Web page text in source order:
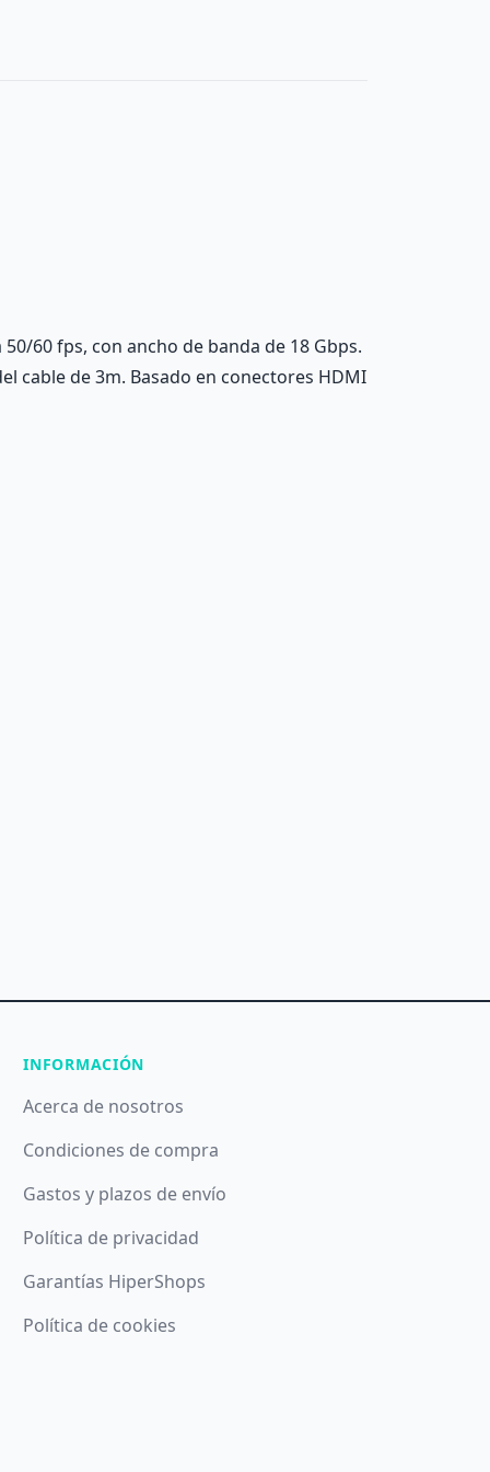
60 fps, con ancho de banda de 18 Gbps.
cable de 3m. Basado en conectores HDMI
INFORMACIÓN
Acerca de nosotros
Condiciones de compra
Gastos y plazos de envío
Política de privacidad
Garantías HiperShops
Política de cookies